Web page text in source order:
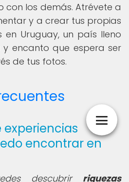
con los demás. Atrévete a
y a crear tus propias
en Uruguay, un país lleno
encanto que espera ser
de tus fotos.
experiencias
encontrar en
descubrir riquezas